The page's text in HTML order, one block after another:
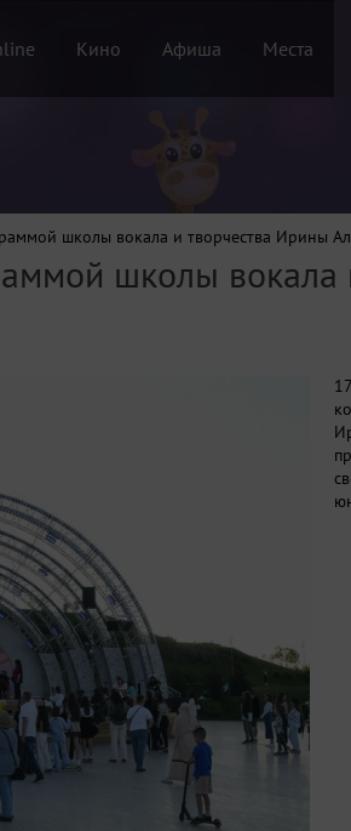
Кино Афиша Места
школы вокала и творчества Ирины
школы вокала